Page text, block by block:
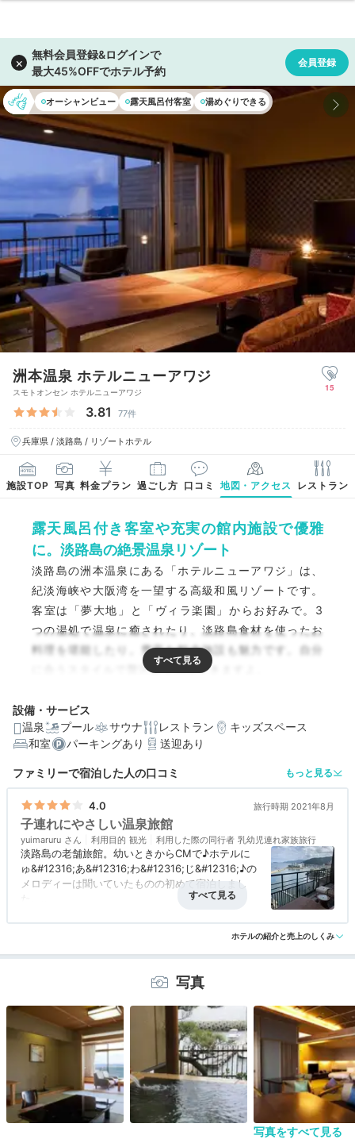
オーシャンビュー 露天風呂付客室 湯めぐりできる
洲本温泉 ホテルニューアワジ
スモトオンセン ホテルニューアワジ
3.81 77件
兵庫県 / 淡路島 / リゾートホテル
15
施設TOP 写真 料金プラン 過ごし方 口コミ 地図・アクセス レストラン
露天風呂付き客室や充実の館内施設で優雅
に。淡路島の絶景温泉リゾート
淡路島の洲本温泉にある「ホテルニューアワジ」は、
紀淡海峡や大阪湾を一望する高級和風リゾートです。
客室は「夢大地」と「ヴィラ楽園」からお好みで。3
つの湯処で温泉に癒されたり、淡路島食材を使ったお
料理を堪能したり。豊富な館内施設も魅力です。自分
に合うスタイルで贅沢旅を満喫できますよ。
編集部おすすめの３つのポイント
贅沢に過ごすなら全室温泉露天風呂付きスイートのヴィ
ラ楽園へ♪
館内でたっぷり湯巡り。3つの湯処と2種の温泉を楽しめ
る
夜食やフレンチコースも。好みのレストランで淡路島食
材を堪能
設備・サービス
温泉
プール サウナ レストラン
キッズスペース
和室
パーキングあり 送迎あり
ファミリーで宿泊した人の口コミ もっと見る
4.0 旅行時期 2021年8月
子連れにやさしい温泉旅館
yuimaruru 利用目的 観光 利用した際の同行者 乳幼児連れ家族旅行
淡路島の老舗旅館。幼いときからCMで♪ホテルに
ゅ&#12316;あ&#12316;わ&#12316;じ&#12316;♪の
メロディーは聞いていたものの初めて宿泊しまし
た。
ります。消毒などコロナ対策も万全で、消毒の脇に
ハンドローションがあったのは嬉しいこころ遣い。
お部屋はヴィラ楽園でその名の通りお部屋に露天風
呂があり、ベランダからの眺めも最高でまさに楽
園。
バリアフリーもバッチリでした。大浴場はやや遠か
ったです。女湯と男湯は時間帯で入れ替わるのでぜ
ひ両方入って欲しいです。棚田の湯のほうが明るく
て好みでした。
楽園宿泊者のみ利用可能なラウンジもあり、ゆった
りと過ごせました。
子供向けのプレイルームや夏季はスライダー付きの
プールもあり、子連れにもやさしいホテルです。
アクセス 3.0 コスパ 3.0 客室 4.0 接客対応 3.0 風呂 4.5
ホテルの紹介と売上のしくみ
写真
写真をすべて見る